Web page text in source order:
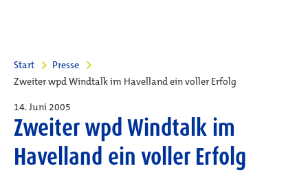
Start
Presse
Zweiter wpd Windtalk im Havelland ein voller Erfolg
14. Juni 2005
Zweiter wpd Windtalk im
Havelland ein voller Erfolg